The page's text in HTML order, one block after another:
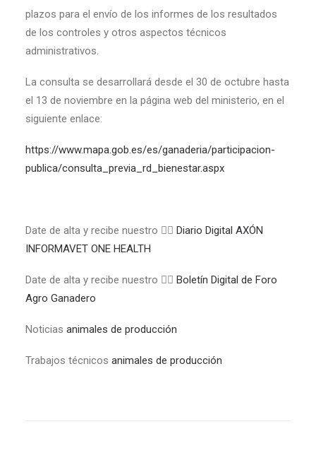
plazos para el envío de los informes de los resultados
de los controles y otros aspectos técnicos
administrativos.
La consulta se desarrollará desde el 30 de octubre hasta
el 13 de noviembre en la página web del ministerio, en el
siguiente enlace:
https://www.mapa.gob.es/es/ganaderia/participacion-
publica/consulta_previa_rd_bienestar.aspx
Date de alta y recibe nuestro 👉🏼 Diario Digital AXÓN
INFORMAVET ONE HEALTH
Date de alta y recibe nuestro 👉🏼 Boletín Digital de Foro
Agro Ganadero
Noticias animales de producción
Trabajos técnicos animales de producción